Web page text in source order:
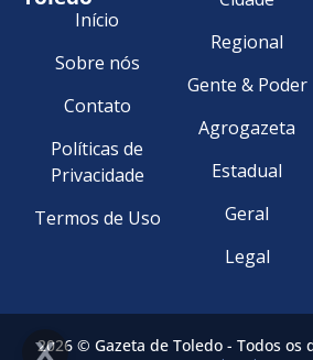
Início
Sobre nós
Contato
Políticas de
Privacidade
Termos de Uso
Regional
Gente & Poder
Agrogazeta
Estadual
Geral
Legal
2026 © Gazeta de Toledo - Todos os